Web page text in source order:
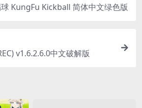
KungFu Kickball 简体中文绿色版
v1.6.2.6.0中文破解版